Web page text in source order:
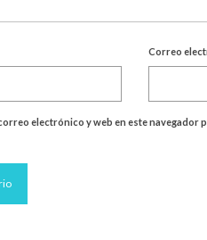
Correo
electrónico y web en este navegador